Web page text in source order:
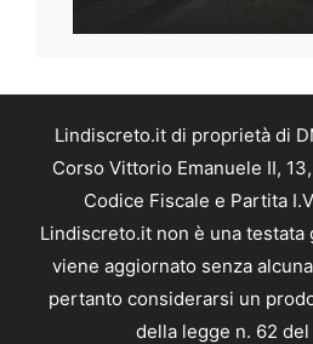
Lindiscreto.it di proprietà di
Corso Vittorio Emanuele II,
Codice Fiscale e Partita
Lindiscreto.it non è una testata
viene aggiornato senza
pertanto considerarsi un
della legge n. 62 del